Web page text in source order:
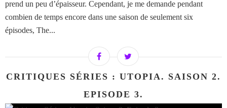
prend un peu d’épaisseur. Cependant, je me demande pendant
combien de temps encore dans une saison de seulement six
épisodes, The...
CRITIQUES SÉRIES : UTOPIA. SAISON 2.
EPISODE 3.